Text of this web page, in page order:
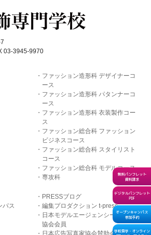
03-3945-9970
ファッション造形科 デザイナーコ
ース
ファッション造形科 パタンナーコ
ース
ファッション造形科 衣装製作コー
ス
ファッション総合科 ファッション
ビジネスコース
ファッション総合科 スタイリスト
コース
ファッション総合科 モデルコース
専攻科
パス
PRESSブログ
編集プロダクション t-press
日本モデルエージェンシー
協会会員
日本広告写真家協会賛助会
無料パンフレット
資料請求
デジタルパンフレット
PDF
オープンキャンパス
参加予約
学校見学・オンライン